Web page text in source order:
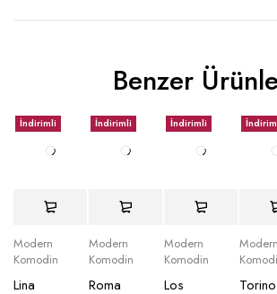
Benzer
İndirimli
Modern
Komodin
Lina
İndirimli
Modern
Komodin
Roma
İndirimli
Modern
Komodin
Los
Modern
Torino